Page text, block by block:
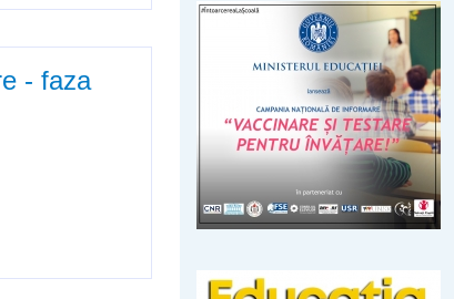
- faza
din anul școlar